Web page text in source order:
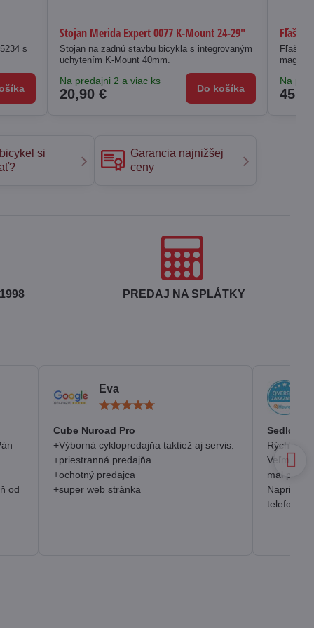
s
Stojan Merida Expert 0077 K-Mount 24-29"
Stojan na zadnú stavbu bicykla s integrovaným
uchytením K-Mount 40mm.
Na predajni 2 a viac ks
20,90 € Do košíka
Fľaša
Fľaša s
Na
45 €
si
Garancia najnižšej
ceny
PREDAJ NA SPLÁTKY
od
Eva
Cube Nuroad Pro
+Výborná cyklopredajňa taktiež aj servis.
+priestranná predajňa
+ochotný predajca
+super web stránka
Sedlo
Rýchlosť,
Veľmi
mal
Napriek